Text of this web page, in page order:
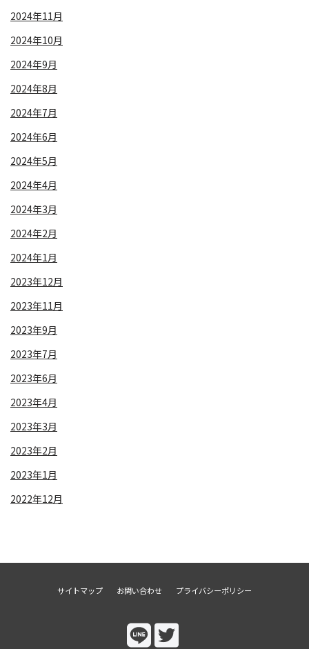
2024年11月
2024年10月
2024年9月
2024年8月
2024年7月
2024年6月
2024年5月
2024年4月
2024年3月
2024年2月
2024年1月
2023年12月
2023年11月
2023年9月
2023年7月
2023年6月
2023年4月
2023年3月
2023年2月
2023年1月
2022年12月
サイトマップ お問い合わせ プライバシーポリシー